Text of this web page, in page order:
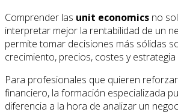
Comprender las unit economics no
interpretar mejor la rentabilidad de un
permite tomar decisiones más sólidas
crecimiento, precios, costes y estrategia
Para profesionales que quieren
financiero, la formación especializada
diferencia a la hora de analizar un